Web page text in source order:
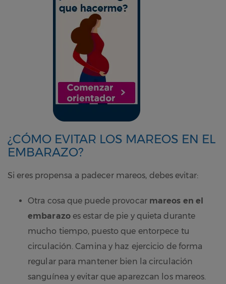
¿CÓMO EVITAR LOS MAREOS EN EL
EMBARAZO?
Si eres propensa a padecer mareos, debes evitar:
Otra cosa que puede provocar mareos en el
embarazo es estar de pie y quieta durante
mucho tiempo, puesto que entorpece tu
circulación. Camina y haz ejercicio de forma
regular para mantener bien la circulación
sanguínea y evitar que aparezcan los mareos.